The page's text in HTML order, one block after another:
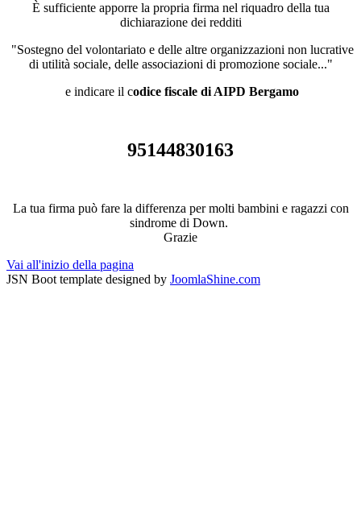
È sufficiente apporre la propria firma nel riquadro della tua
dichiarazione dei redditi
"Sostegno del volontariato e delle altre organizzazioni non lucrative
di utilità sociale, delle associazioni di promozione sociale..."
e indicare il codice fiscale di AIPD Bergamo
95144830163
La tua firma può fare la differenza per molti bambini e ragazzi con
sindrome di Down.
Grazie
Vai all'inizio della pagina
JSN Boot template designed by JoomlaShine.com